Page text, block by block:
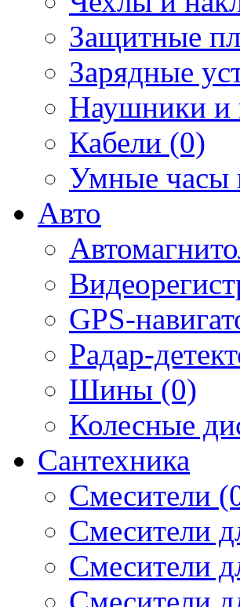
Защитные
Зарядные
Наушники и
Кабели (0)
Умные часы
Авто
GPS-
Радар-
Шины (0)
Колесные
Сантехника
Смесители
Смесители
Смесители